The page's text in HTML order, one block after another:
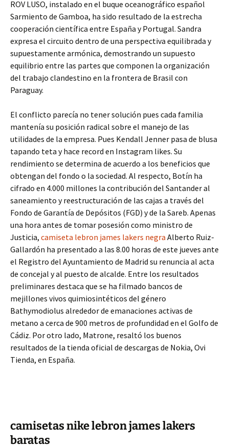
ROV LUSO, instalado en el buque oceanográfico español
Sarmiento de Gamboa, ha sido resultado de la estrecha
cooperación científica entre España y Portugal. Sandra
expresa el circuito dentro de una perspectiva equilibrada y
supuestamente armónica, demostrando un supuesto
equilibrio entre las partes que componen la organización
del trabajo clandestino en la frontera de Brasil con
Paraguay.
El conflicto parecía no tener solución pues cada familia
mantenía su posición radical sobre el manejo de las
utilidades de la empresa. Pues Kendall Jenner pasa de blusa
tapando teta y hace record en Instagram likes. Su
rendimiento se determina de acuerdo a los beneficios que
obtengan del fondo o la sociedad. Al respecto, Botín ha
cifrado en 4.000 millones la contribución del Santander al
saneamiento y reestructuración de las cajas a través del
Fondo de Garantía de Depósitos (FGD) y de la Sareb. Apenas
una hora antes de tomar posesión como ministro de
Justicia, camiseta lebron james lakers negra Alberto Ruiz-
Gallardón ha presentado a las 8.00 horas de este jueves ante
el Registro del Ayuntamiento de Madrid su renuncia al acta
de concejal y al puesto de alcalde. Entre los resultados
preliminares destaca que se ha filmado bancos de
mejillones vivos quimiosintéticos del género
Bathymodiolus alrededor de emanaciones activas de
metano a cerca de 900 metros de profundidad en el Golfo de
Cádiz. Por otro lado, Matrone, resaltó los buenos
resultados de la tienda oficial de descargas de Nokia, Ovi
Tienda, en España.
camisetas nike lebron james lakers
baratas